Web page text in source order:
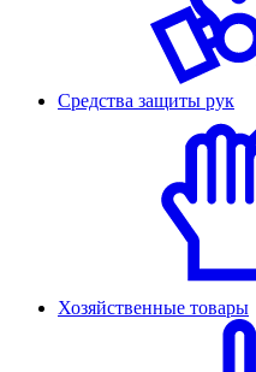
Средства защиты рук
Хозяйственные товары